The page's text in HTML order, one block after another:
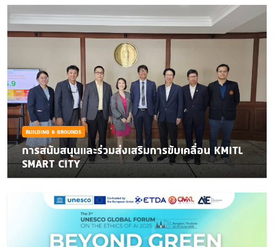
BUILDING & GROUNDS
การสนับสนุนและร่วมส่งเสริมการขับเคลื่อน KMITL
SMART CITY